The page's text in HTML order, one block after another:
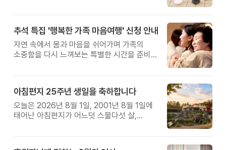
추석 특집 '행복한 가족 마음여행' 신청 안내
자연 속에서 몸과 마음을 쉬어가며 가족의
소중함을 다시 느껴보는 특별한 시간을 준비해
아침편지 25주년 생일을 축하합니다
오늘은 2026년 8월 1일, 2001년 8월 1일에
태어난 아침편지가 어느덧 스물다섯 살,